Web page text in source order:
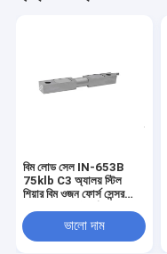
বিম লোড সেল IN-653B
75klb C3 অ্যালয় স্টিল
শিয়ার বিম ওজন ফোর্স সেন্সর
জন্য আউটপুট 3.0 MV/V
ভালো দাম